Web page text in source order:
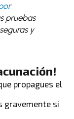
pruebas
y
propagues el
gravemente si